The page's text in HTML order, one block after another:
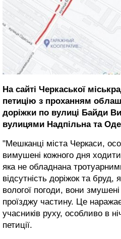
На сайті Черкаської
петицію з проханням
доріжки по вулиці Байди
вулицями Надпільна та
"Мешканці міста Черкаси,
вимушені кожного дня
яка не обладнана
відсутність доріжок та
вологої погоди, вони
проїзджу частину. Це
учасників руху, особливо в
петиції.